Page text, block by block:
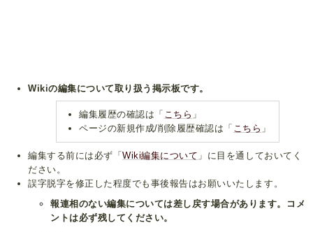
Wikiの編集について取り扱う掲示板です。
編集履歴の確認は「 こちら 」
ページの新規作成/削除履歴確認は「 こちら 」
編集する前には必ず「Wiki編集について 」に目を通しておいてく
ださい。
誤字脱字を修正した程度でも事後報告はお願いいたします。
報連相のない編集については差し戻す場合があります。コメ
ントは必ず残してください。